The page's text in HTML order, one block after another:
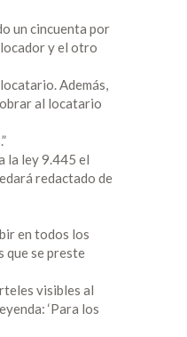
un cincuenta por
y el otro
Además,
al locatario
la ley 9.445 el
redactado de
en todos los
que se preste
visibles al
‘Para los